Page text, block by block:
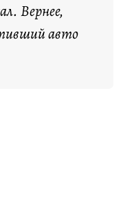
Вернее,
авто